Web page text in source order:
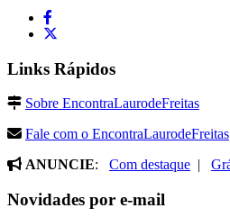
Links Rápidos
Sobre EncontraLaurodeFreitas
Fale com o EncontraLaurodeFreitas
ANUNCIE: Com destaque |
Novidades por e-mail